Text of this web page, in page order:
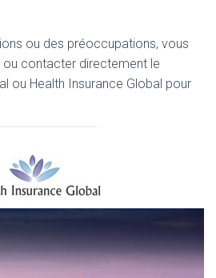
ou des préoccupations, vous
contacter directement le
ou Health Insurance Global pour